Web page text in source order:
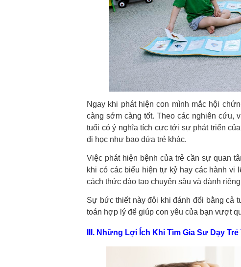
Ngay khi phát hiện con mình mắc hội
càng sớm càng tốt. Theo các nghiên cứu,
tuổi có ý nghĩa tích cực tới sự phát triển
đi học như bao đứa trẻ khác.
Việc phát hiện bệnh của trẻ cần sự quan
khi có các biểu hiện tự kỷ hay các hành
cách thức đào tạo chuyên sâu và dành
Sự bức thiết này đôi khi đánh đổi bằng cả
toán hợp lý để giúp con yêu của bạn vượt
III. Những Lợi Ích Khi Tìm Gia Sư Dạy